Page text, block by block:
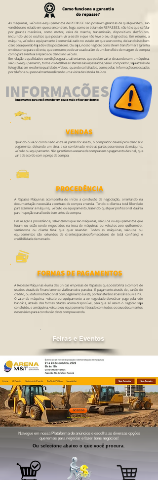
Como funciona a garantia
do repasse?
As máquinas, veículos e equipamentos de REPASSE não possuem garantias de qualquer item, são
vendidos no estado em que se encontram, logo, como se tratam de REPASSES, não há o que se falar
por garantia mecânica, como motor, caixa de marcha, transmissão, dispositivos eletrônicos,
incluindo vícios ocultos que possam vir a existir e que não teve o seu diagnostico. Em resumo, a
máquina, veículo e equipamento é comercializado no estado em que se encontra, deixando isto bem
claro para que não haja dúvidas posteriores. Ou seja, nosso negócio consiste em transformar a garantia
em desconto para o cliente, que o mesmo pode ser usado além de um benefício de margem de compra
como para eventuais reparos ou danos no veículo.
Em relação a qualidade e condições gerais, salientamos que podem variar de acordo com a máquina,
veículo e equipamento, todos os detalhes existentes são repassados para o comprador, seja através de
fotografias em excelente qualidade, vídeos, quando solicitados, como pelas informações repassadas
por telefone ou pessoalmente realizando uma visita de vistoria In loco.
INFORMAÇÕES
importantes para você entender um pouco mais e ficar por dentro:
VENDAS
Quando o valor combinado entre as partes for aceito, o comprador deverá providenciar o
pagamento, deixando um sinal a ser combinado entre as partes para reserva da máquina,
veículo ou equipamento. Não garantimos a reserva da compra sem o pagamento de sinal, que
varia de acordo com o preço da compra.
PROCEDÊNCIA
A Repasse Máquinas acompanha do início a conclusão da negociação, orientando na
documentação necessária e contrato de compra e venda. Tendo o cliente a total liberdade
para examinar a máquina, veículo ou equipamento, trazendo qualquer profissional da área
para inspeção e analise do bem antes da compra.
Em relação a procedência, salientamos que são máquinas, veículos ou equipamentos que
foram ou estão sendo negociados na troca de máquinas ou veículos zero quilometro,
seminovos ou cliente final que quer revender. Todos as máquinas, veículos ou
equipamentos são oriundos de clientes/parceiros/fornecedores de total confiança e
credibilidade de mercado.
FORMAS DE PAGAMENTOS
A Repasse Máquinas é uma das únicas empresas de Repasses que possibilita a compra de
usados através de financiamento via financeira parceira. E pagamento através de , cartão de
crédito, ou da forma tradicional com pagamento à vista, por transferência bancária ou via PIX.
O valor da máquina, veículo ou equipamento a ser negociado deverá ser pago pela rede
bancária, através das formas citadas acima disponível, para que só assim o negócio seja
concluído, e a máquina, veículo ou equipamento liberado com todos os seus documentos
necessários para a conclusão desta compra e venda.
Feiras e Eventos
acesse
site do ARENA M&T 2026
Navegue em nossa Plataforma de anúncios e escolha as diversas opções
que temos para negociar e fazer bons negócios!
Ou selecione abaixo o que você procura.